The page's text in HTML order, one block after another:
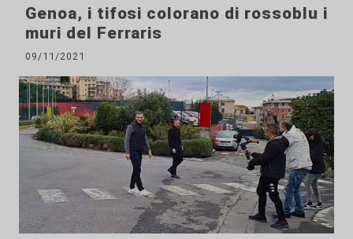
Genoa, i tifosi colorano di rossoblu i
muri del Ferraris
09/11/2021